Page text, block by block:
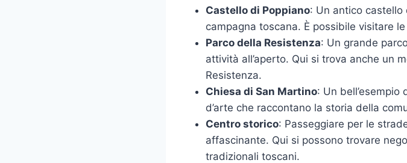
Castello di Poppiano: Un antico castello
campagna toscana. È possibile visitare
Parco della Resistenza: Un grande
attività all’aperto. Qui si trova anche un
Resistenza.
Chiesa di San Martino: Un
d’arte che raccontano la storia della
Centro storico: Passeggiare per le
affascinante. Qui si possono trovare
tradizionali toscani.